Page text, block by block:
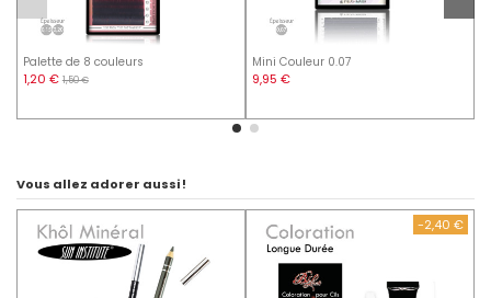
Palette de 8 couleurs
1,20 € 1,50 €
Mini Couleur 0.07
9,95 €
Vous allez adorer aussi !
-2,40 €